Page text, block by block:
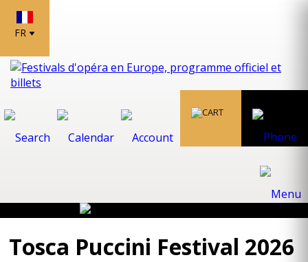
FR
Tosca Puccini Festival 2026